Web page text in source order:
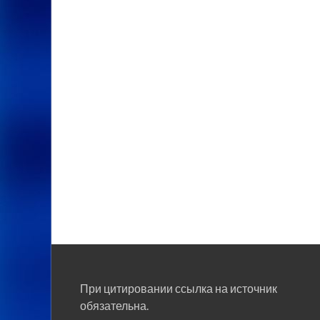
При цитировании ссылка на источник
обязательна.